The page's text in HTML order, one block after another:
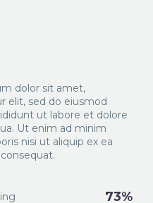
dolor sit amet,
elit, sed do eiusmod
ut labore et dolore
Ut enim ad minim
nisi ut aliquip ex ea
73%